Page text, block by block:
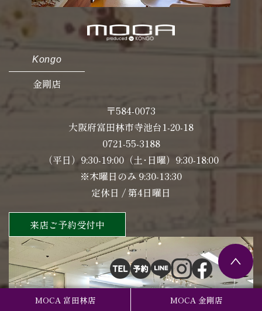
MOCA 富田林店 MOCA 金剛店
Kongo
金剛店
〒584-0073
大阪府富田林市寺池台1-20-18
0721-55-3188
（平日）9:30-19:00（土･日曜）9:30-18:00
※木曜日のみ 9:30-13:30
定休日 / 第4日曜日
来店ご予約受付中